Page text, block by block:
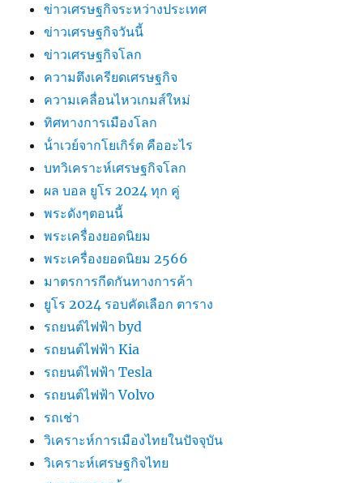
ข่าวเศรษฐกิจระหว่างประเทศ
ข่าวเศรษฐกิจวันนี้
ข่าวเศรษฐกิจโลก
ความตึงเครียดเศรษฐกิจ
ความเคลื่อนไหวเกมส์ใหม่
ทิศทางการเมืองโลก
น้ําเวย์จากโยเกิร์ต คืออะไร
บทวิเคราะห์เศรษฐกิจโลก
ผล บอล ยูโร 2024 ทุก คู่
พระดังๆตอนนี้
พระเครื่องยอดนิยม
พระเครื่องยอดนิยม 2566
มาตรการกีดกันทางการค้า
ยูโร 2024 รอบคัดเลือก ตาราง
รถยนต์ไฟฟ้า byd
รถยนต์ไฟฟ้า Kia
รถยนต์ไฟฟ้า Tesla
รถยนต์ไฟฟ้า Volvo
รถเช่า
วิเคราะห์การเมืองไทยในปัจจุบัน
วิเคราะห์เศรษฐกิจไทย